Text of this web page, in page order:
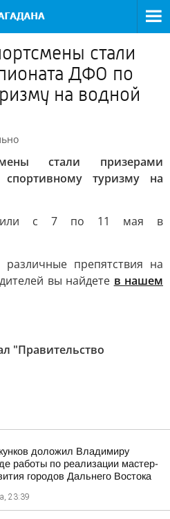
стали
ДФО по
на водной
стали призерами
туризму на
с 7 по 11 мая в
препятствия на
вы найдете в нашем
"Правительство
доложил Владимиру
работы по реализации мастер-
городов Дальнего Востока
23:39